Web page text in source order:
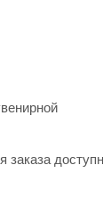
заказа